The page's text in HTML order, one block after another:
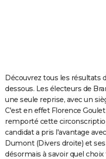
Carte de Noël
Carte Bonne année
Carte Saint-Valentin
Carte Pâques
Carte d'anniversaire
DICTIONNAIRE
Dictionnaire
Biographies
Citations
Expressions
Proverbes
PROGRAMME TV
COPAINS D'AVANT
S'inscrire
Se connecter
Lycées
Collèges
Primaires
Universités
Entreprises
Service militaire
Avis de recherche
AVIS DE DÉCÈS
Découvrez tous les résultats
dessous. Les électeurs de
une seule reprise, avec un
C'est en effet Florence
remporté cette
candidat a pris l'avantage
Dumont (Divers droite) et
désormais à savoir quel